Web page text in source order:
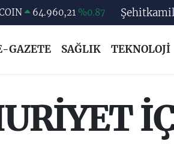
DOLAR 47,7436 %0.18
64,4811 %0.38
13.779
64.960,21 %0.87
GAZETE SAĞLIK TEKNOLOJİ